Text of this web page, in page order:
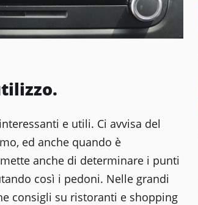
e utili. Ci avvisa del
ed anche quando è
anche di determinare i punti
così i pedoni. Nelle grandi
consigli su ristoranti e shopping